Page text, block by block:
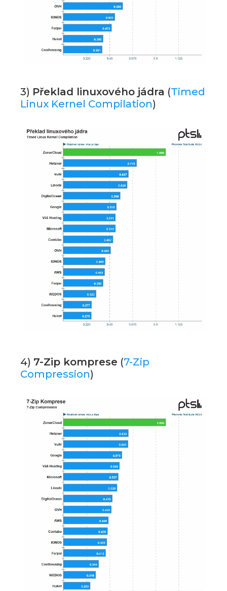
3) Překlad linuxového jádra (Timed
Linux Kernel Compilation)
4) 7-Zip komprese (7-Zip
Compression)